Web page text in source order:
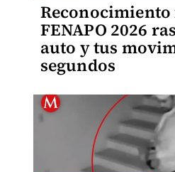
FENAPO 2026
auto y tus
segundos